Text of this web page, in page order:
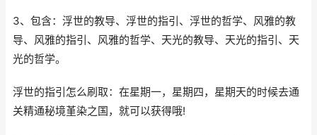
3、包含：浮世的教导、浮世的指引、浮世的哲学、风雅的教
导、风雅的指引、风雅的哲学、天光的教导、天光的指引、天
光的哲学。
浮世的指引怎么刷取：在星期一，星期四，星期天的时候去通
关精通秘境堇染之国，就可以获得哦!